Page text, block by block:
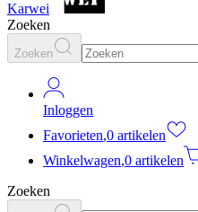
Karwei
Zoeken
Zoeken
Inloggen
Favorieten,0 artikelen
Winkelwagen,0 artikelen
Zoeken